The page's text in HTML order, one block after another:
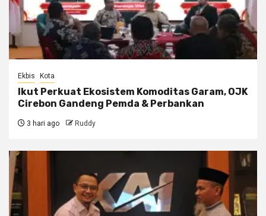
Ekbis Kota
Ikut Perkuat Ekosistem Komoditas Garam, OJK
Cirebon Gandeng Pemda & Perbankan
3 hari ago Ruddy